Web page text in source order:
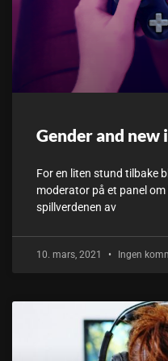
Gender and
For en liten stund tilbake
moderator på et panel
spillverdenen av
10. mars, 2021 Ingen